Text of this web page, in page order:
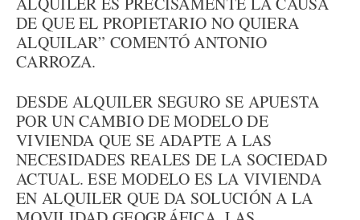
DE QUE EL PROPIETARIO NO QUIERA
ALQUILAR” COMENTÓ ANTONIO
CARROZA.
DESDE ALQUILER SEGURO SE APUESTA
POR UN CAMBIO DE MODELO DE
VIVIENDA QUE SE ADAPTE A LAS
NECESIDADES REALES DE LA SOCIEDAD
ACTUAL. ESE MODELO ES LA VIVIENDA
EN ALQUILER QUE DA SOLUCIÓN A LA